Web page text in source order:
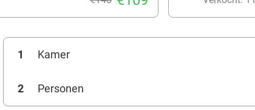
1 Kamer
2 Personen